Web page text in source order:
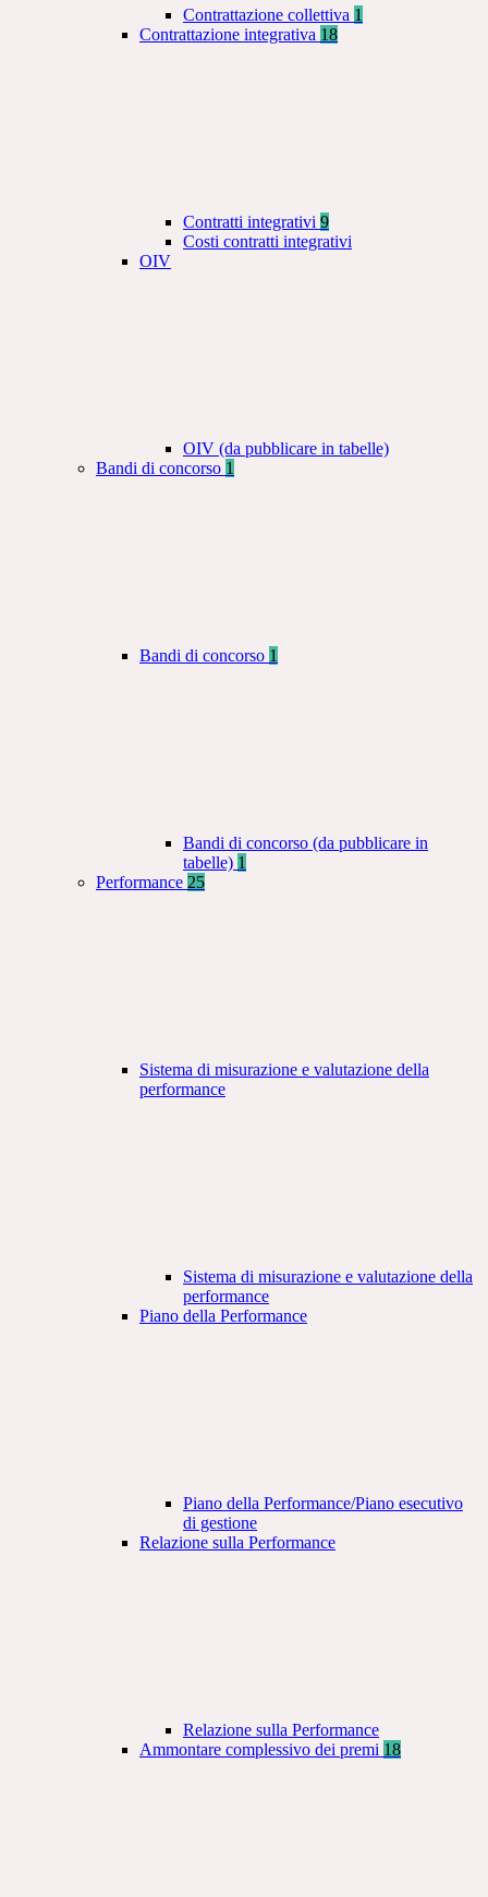
Contrattazione collettiva 1
Contrattazione integrativa 18
Contratti integrativi 9
Costi contratti integrativi
OIV
OIV (da pubblicare in tabelle)
Bandi di concorso 1
Bandi di concorso 1
Bandi di concorso (da pubblicare in
tabelle) 1
Performance 25
Sistema di misurazione e valutazione della
performance
Sistema di misurazione e valutazione della
performance
Piano della Performance
Piano della Performance/Piano esecutivo
di gestione
Relazione sulla Performance
Relazione sulla Performance
Ammontare complessivo dei premi 18